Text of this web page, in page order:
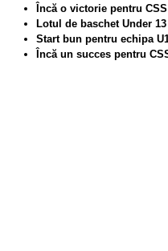
Încă o victorie pentru
Lotul de baschet Under
Start bun pentru echipa
Încă un succes pentru